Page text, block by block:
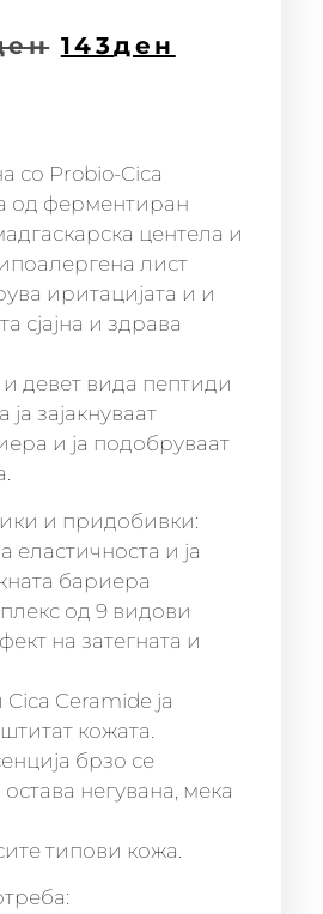
143ден
со Probio-Cica
од ферментиран
центела и
лист
иритацијата и и
сјајна и здрава
девет вида пептиди
зајакнуваат
и ја подобруваат
и придобивки:
еластичноста и ја
бариера
од 9 видови
на затегната и
Cica Ceramide ја
кожата.
брзо се
негувана, мека
типови кожа.